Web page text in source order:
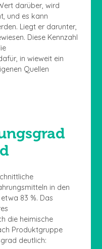
darüber, wird
und es kann
Liegt er darunter,
Diese Kennzahl
in wieweit ein
Quellen
in den
83 %. Das
die heimische
Produktgruppe
deutlich: